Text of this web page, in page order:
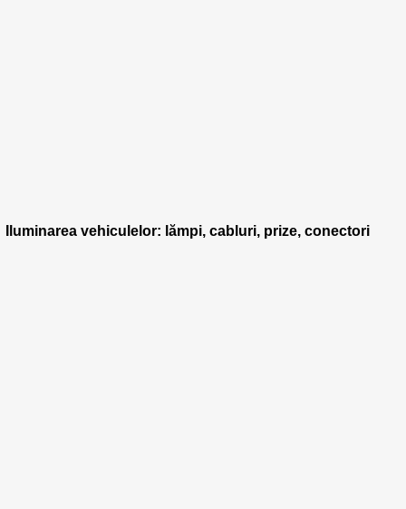
Iluminarea vehiculelor: lămpi, cabluri, prize, conectori